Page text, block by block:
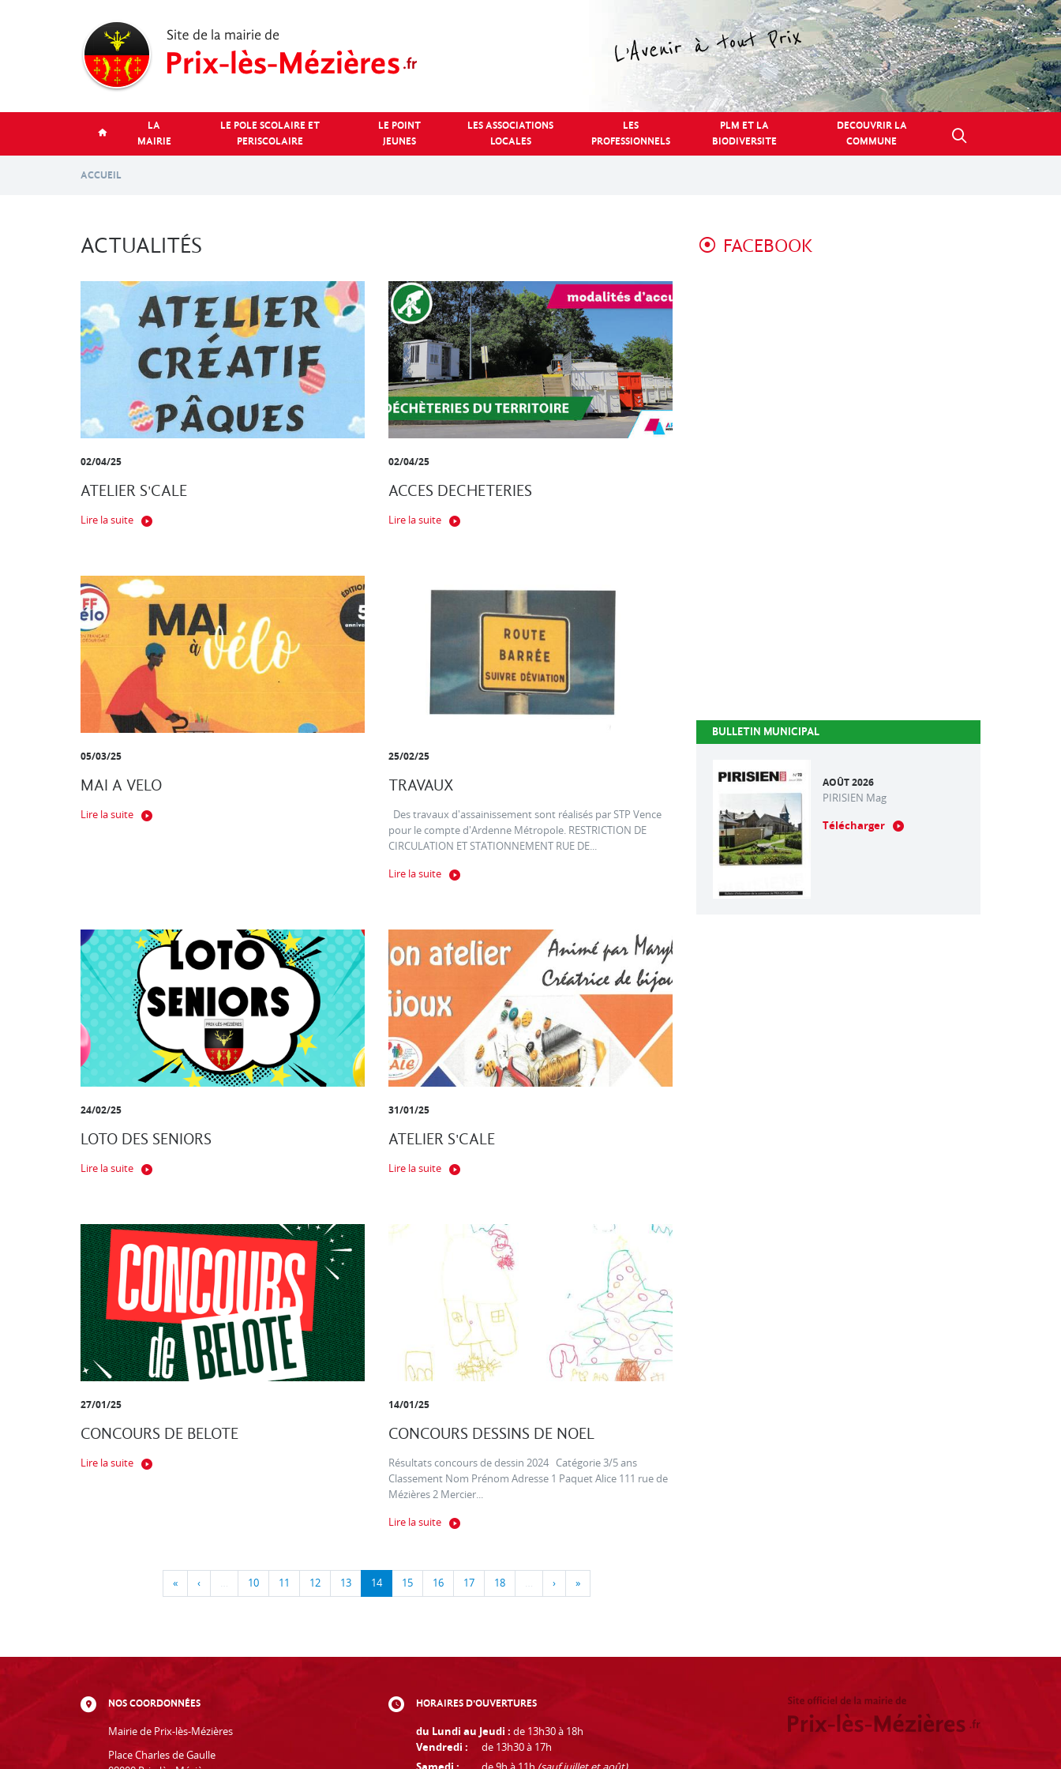
LA
MAIRIE
LE POLE SCOLAIRE ET
PERISCOLAIRE
LE POINT
JEUNES
LES ASSOCIATIONS
LOCALES
LES
PROFESSIONNELS
PLM ET LA
BIODIVERSITE
DECOUVRIR LA
COMMUNE
ACCUEIL
ACTUALITÉS
02/04/25
ATELIER S'CALE
Lire la suite
02/04/25
ACCES DECHETERIES
Lire la suite
05/03/25
MAI A VELO
Lire la suite
25/02/25
TRAVAUX
Des travaux d'assainissement sont réalisés par STP Vence
pour le compte d'Ardenne Métropole. RESTRICTION DE
CIRCULATION ET STATIONNEMENT RUE DE...
Lire la suite
24/02/25
LOTO DES SENIORS
Lire la suite
31/01/25
ATELIER S'CALE
Lire la suite
27/01/25
CONCOURS DE BELOTE
Lire la suite
14/01/25
CONCOURS DESSINS DE NOEL
Résultats concours de dessin 2024 Catégorie 3/5 ans
Classement Nom Prénom Adresse 1 Paquet Alice 111 rue de
Mézières 2 Mercier...
Lire la suite
« ‹ … 10 11 12 13 14 15 16 17 18 … › »
FACEBOOK
BULLETIN MUNICIPAL
AOÛT 2026
PIRISIEN Mag
Télécharger
NOS COORDONNÉES
Mairie de Prix-lès-Mézières
Place Charles de Gaulle
HORAIRES D'OUVERTURES
du Lundi au Jeudi : de 13h30 à 18h
Vendredi :
de 13h30 à 17h